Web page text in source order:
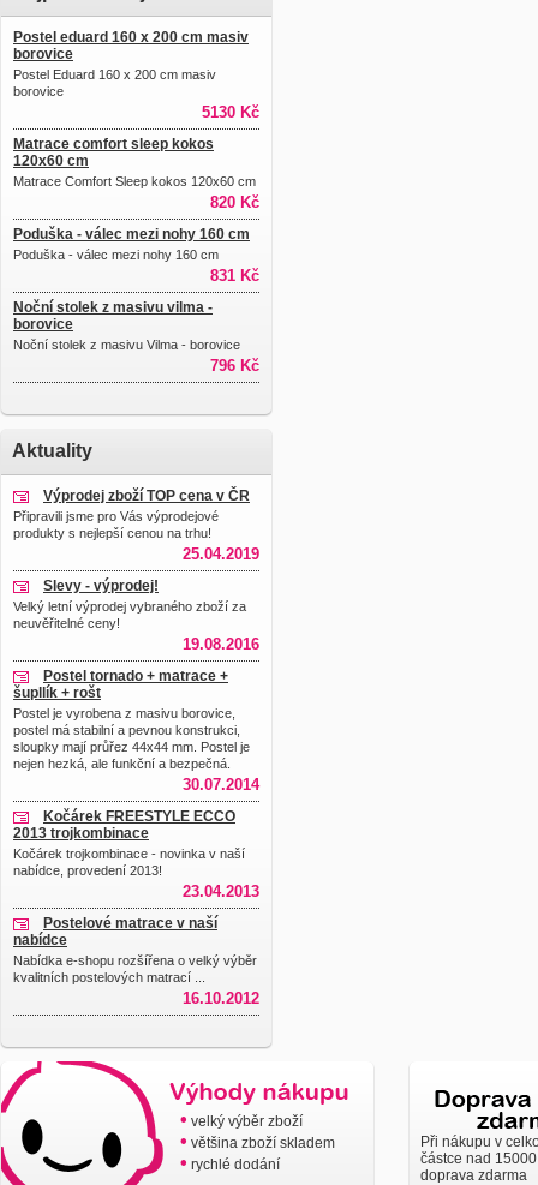
Postel eduard 160 x 200 cm masiv
borovice
Postel Eduard 160 x 200 cm masiv
borovice
5130 Kč
Matrace comfort sleep kokos
120x60 cm
Matrace Comfort Sleep kokos 120x60 cm
820 Kč
Poduška - válec mezi nohy 160 cm
Poduška - válec mezi nohy 160 cm
831 Kč
Noční stolek z masivu vilma -
borovice
Noční stolek z masivu Vilma - borovice
796 Kč
Aktuality
Výprodej zboží TOP cena v ČR
Připravili jsme pro Vás výprodejové
produkty s nejlepší cenou na trhu!
25.04.2019
Slevy - výprodej!
Velký letní výprodej vybraného zboží za
neuvěřitelné ceny!
19.08.2016
Postel tornado + matrace +
šupllík + rošt
Postel je vyrobena z masivu borovice,
postel má stabilní a pevnou konstrukci,
sloupky mají průřez 44x44 mm. Postel je
nejen hezká, ale funkční a bezpečná.
30.07.2014
Kočárek FREESTYLE ECCO
2013 trojkombinace
Kočárek trojkombinace - novinka v naší
nabídce, provedení 2013!
23.04.2013
Postelové matrace v naší
nabídce
Nabídka e-shopu rozšířena o velký výběr
kvalitních postelových matrací ...
16.10.2012
• velký výběr zboží
• většina zboží skladem
• rychlé dodání
Při nákupu v
částce nad
doprava zdarma